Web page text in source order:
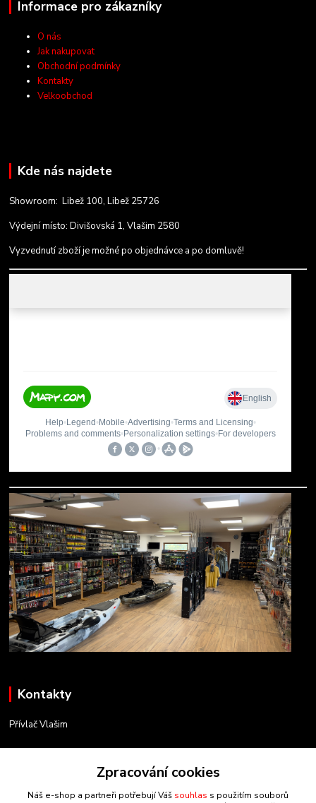
Informace pro zákazníky
O nás
Jak nakupovat
Obchodní podmínky
Kontakty
Velkoobchod
Kde nás najdete
Showroom: Libež 100, Libež 25726
Výdejní místo: Divišovská 1, Vlašim 2580
Vyzvednutí zboží je možné po objednávce a po domluvě!
Kontakty
Přívlač Vlašim
734 754 584
Zpracování cookies
Náš e-shop a partneři potřebují Váš souhlas s použitím souborů